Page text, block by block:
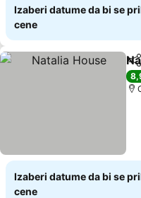
Izaberi datume da bi se
cene
Izaberi datume da bi se
cene